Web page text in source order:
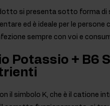
si presenta sotto forma di
ed è ideale per le
sempre con voi e
Potassio + B6
il simbolo K, che è il catione